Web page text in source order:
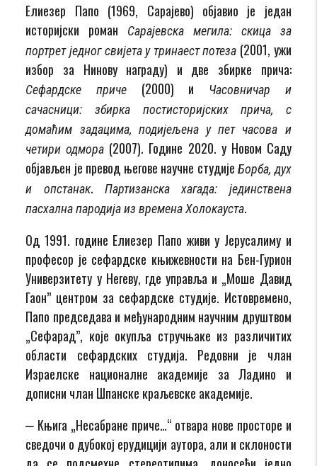
Елиезер Папо (1969, Сарајево) објавио је један
историјски роман
Сарајевска мегила: скица за
портрет једног свијета у тринаест потеза (2001, ужи
избор за Нинову награду) и две збирке прича:
Сефардске приче (2000) и
Часовничар и
сачасници: збирка постисторијских прича, с
домаћим задацима, подијељена у пет часова и
четири одмора (2007). Године 2020. у Новом Саду
објављен је превод његове научне студијеБорба, дух
и опстанак.
Партизанска хагада: јединствена
пасхална пародија из времена Холокауста.
Од 1991. године Елиезер Папо живи у Јерусалиму и
професор је сефардске књижевности на Бен-Гурион
Универзитету у Негеву, где управља и „Моше Давид
Гаон” центром за сефардске студије. Истовремено,
Папо председава и међународним научним друштвом
„Сефарад”, које окупља стручњаке из различитих
области сефардских студија. Редовни је члан
Израелске националне академије за Ладино и
дописни члан Шпанске краљевске академије.
‒ Књига „Несабране приче…“ отвара нове просторе и
сведочи о дубокој ерудицији аутора, али и склоности